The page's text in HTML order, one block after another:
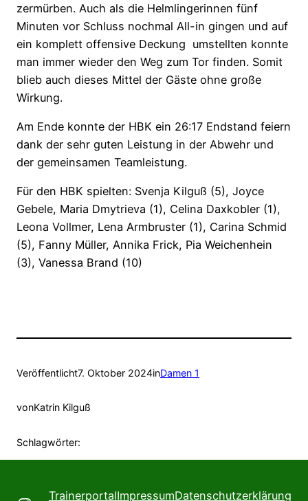
zermürben. Auch als die Helmlingerinnen fünf
Minuten vor Schluss nochmal All-in gingen und auf
ein komplett offensive Deckung umstellten konnte
man immer wieder den Weg zum Tor finden. Somit
blieb auch dieses Mittel der Gäste ohne große
Wirkung.
Am Ende konnte der HBK ein 26:17 Endstand feiern
dank der sehr guten Leistung in der Abwehr und
der gemeinsamen Teamleistung.
Für den HBK spielten: Svenja Kilguß (5), Joyce
Gebele, Maria Dmytrieva (1), Celina Daxkobler (1),
Leona Vollmer, Lena Armbruster (1), Carina Schmid
(5), Fanny Müller, Annika Frick, Pia Weichenhein
(3), Vanessa Brand (10)
Veröffentlicht7. Oktober 2024inDamen 1
vonKatrin Kilguß
Schlagwörter:
TrainerportalImpressumDatenschutzerklärung